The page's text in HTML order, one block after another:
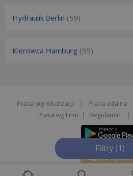
Filtry (1)
Hydraulik Berlin (59)
Kierowca Hamburg (55)
Praca wg lokalizacji | Praca zdalna
Praca wg Firm
| Regulamin |
Zgłoś opinie